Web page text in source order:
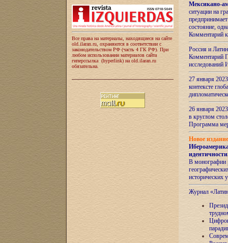
Все права на материалы, находящиеся на сайте
old.ilaran.ru, охраняются в соответствии с
законодательством РФ (часть 4 ГК РФ). При
любом использовании материалов сайта
гиперссылка (hyperlink) на old.ilaran.ru
обязательна.
Мексикано-
ситуации на
состояние,
Комментарий
Россия и
Комментарий
27 января
контексте
26 января
в круглом
Программа
Новое
идентичности
В монографии
исторических
Журнал